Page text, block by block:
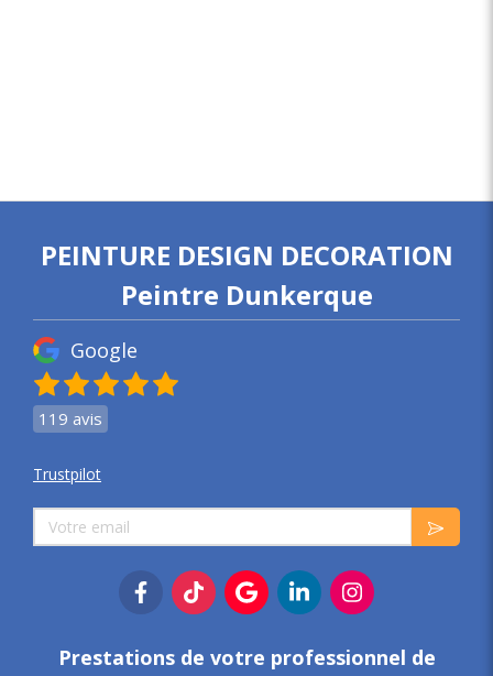
PEINTURE DESIGN DECORATION
Peintre Dunkerque
Google
119 avis
Trustpilot
Votre email
Prestations de votre professionnel de